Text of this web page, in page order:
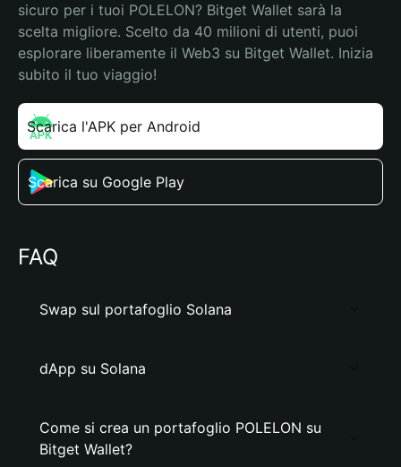
sicuro per i tuoi POLELON? Bitget Wallet sarà la
scelta migliore. Scelto da 40 milioni di utenti, puoi
esplorare liberamente il Web3 su Bitget Wallet. Inizia
subito il tuo viaggio!
Scarica l'APK per Android
Scarica su Google Play
FAQ
Swap sul portafoglio Solana
dApp su Solana
Come si crea un portafoglio POLELON su
Bitget Wallet?